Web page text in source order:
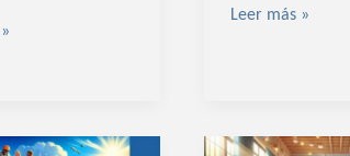
Leer más »